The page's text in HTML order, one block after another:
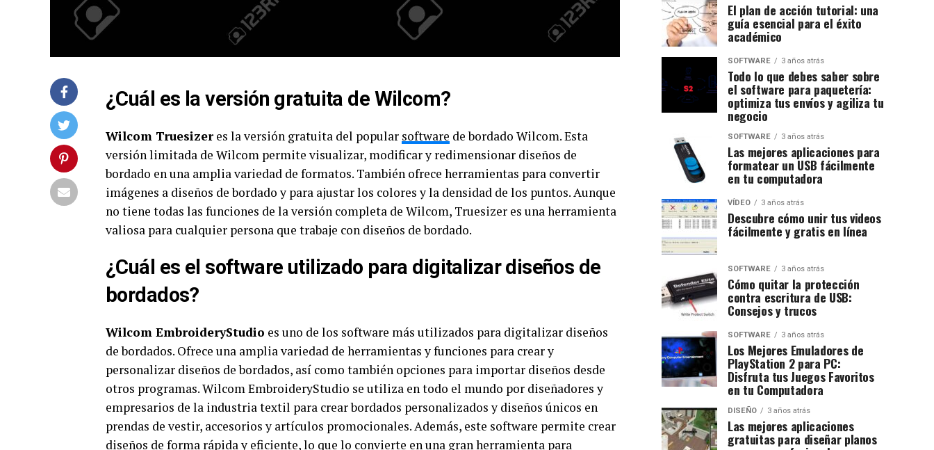
¿Cuál es la versión gratuita de Wilcom?
Wilcom Truesizeres la versión gratuita del popular software de bordado Wilcom. Esta
versión limitada de Wilcom permite visualizar, modificar y redimensionar diseños de
bordado en una amplia variedad de formatos. También ofrece herramientas para convertir
imágenes a diseños de bordado y para ajustar los colores y la densidad de los puntos. Aunque
no tiene todas las funciones de la versión completa de Wilcom, Truesizer es una herramienta
valiosa para cualquier persona que trabaje con diseños de bordado.
¿Cuál es el software utilizado para digitalizar diseños de
bordados?
Wilcom EmbroideryStudio es uno de los software más utilizados para digitalizar diseños
de bordados. Ofrece una amplia variedad de herramientas y funciones para crear y
personalizar diseños de bordados, así como también opciones para importar diseños desde
otros programas. Wilcom EmbroideryStudio se utiliza en todo el mundo por diseñadores y
empresarios de la industria textil para crear bordados personalizados y diseños únicos en
prendas de vestir, accesorios y artículos promocionales. Además, este software permite crear
diseños de forma rápida y eficiente, lo que lo convierte en una gran herramienta para
El plan de acción tutorial: una
guía esencial para el éxito
académico
SOFTWARE 3 años atrás
Todo lo que debes saber sobre
el software para paquetería:
optimiza tus envíos y agiliza tu
negocio
SOFTWARE 3 años atrás
Las mejores aplicaciones para
formatear un USB fácilmente
en tu computadora
VÍDEO 3 años atrás
Descubre cómo unir tus videos
fácilmente y gratis en línea
SOFTWARE 3 años atrás
Cómo quitar la protección
contra escritura de USB:
Consejos y trucos
SOFTWARE 3 años atrás
Los Mejores Emuladores de
PlayStation 2 para PC:
Disfruta tus Juegos Favoritos
en tu Computadora
DISEÑO 3 años atrás
Las mejores aplicaciones
gratuitas para diseñar planos